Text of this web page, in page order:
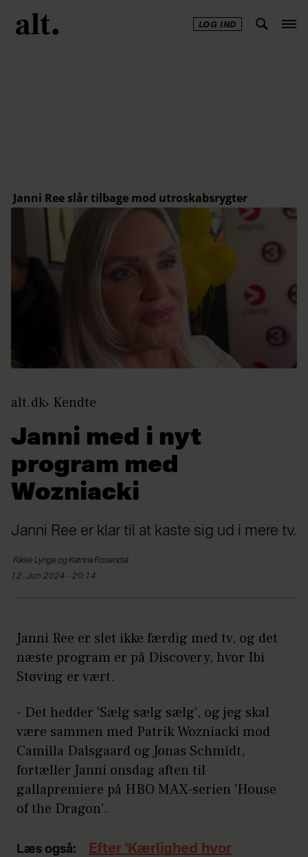
LOG IND
alt.dk Kendte
Janni med i nyt
program med
Wozniacki
Janni Ree er klar til at kaste sig ud i mere tv.
Rikke Lynge ogKatrina Rosendal
12. Jun 2024 - 20:14
Janni Ree er slet ikke færdig med tv, og det
næste program er på Discovery, hvor Ibi
Støving er vært.
- Det hedder 'Sælg sælg sælg', og jeg skal
være sammen med Patrik Wozniacki mod
Camilla Dalsgaard og Jonas Schmidt,
fortæller Janni onsdag aften til
gallapremiere på HBO MAX-serien 'House
of the Dragon'.
Læs også:
Efter 'Kærlighed hvor